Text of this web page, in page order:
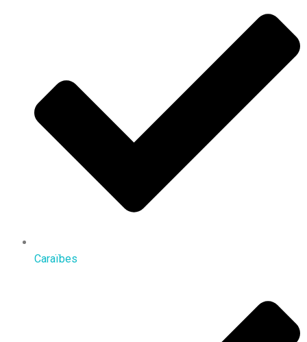
Caraïbes